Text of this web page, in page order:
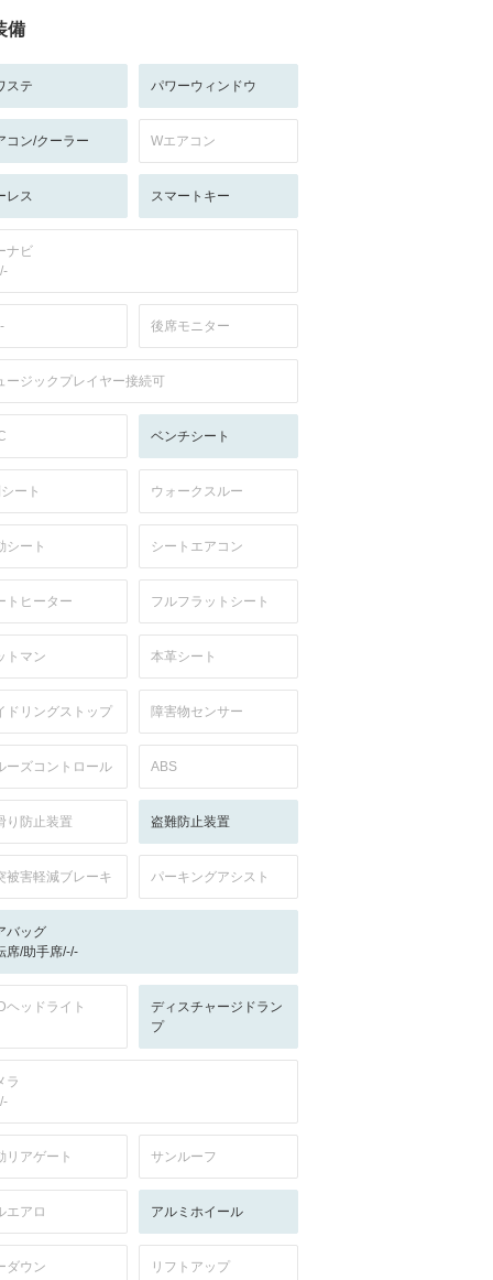
備
ステ パワーウィンドウ
コン/クーラー Wエアコン
レス スマートキー
ナビ
後席モニター
ージックプレイヤー接続可
ベンチシート
ート ウォークスルー
シート シートエアコン
トヒーター フルフラットシート
トマン 本革シート
ドリングストップ 障害物センサー
ーズコントロール ABS
り防止装置 盗難防止装置
被害軽減ブレーキ パーキングアシスト
バッグ
席/助手席/-/-
ヘッドライト
ディスチャージドラン
プ
ラ
リアゲート サンルーフ
エアロ アルミホイール
ダウン リフトアップ